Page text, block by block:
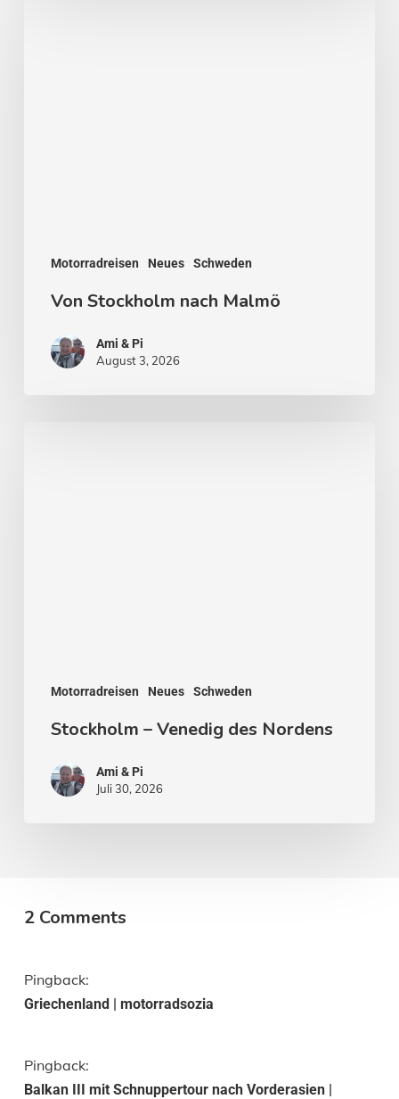
Motorradreisen Neues Schweden
Von Stockholm nach Malmö
Ami & Pi
August 3, 2026
Motorradreisen Neues Schweden
Stockholm – Venedig des Nordens
Ami & Pi
Juli 30, 2026
2 Comments
Pingback:
Griechenland | motorradsozia
Pingback:
Balkan III mit Schnuppertour nach Vorderasien |